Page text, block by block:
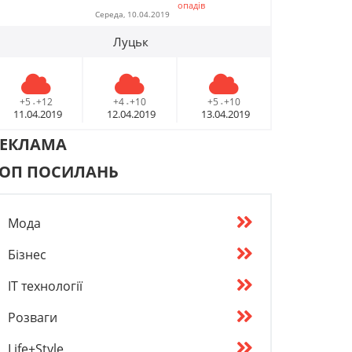
опадів
Середа, 10.04.2019
Луцьк
+5 - +12
11.04.2019
+4 - +10
12.04.2019
+5 - +10
13.04.2019
ПОСИЛАНЬ
Мода
Бізнес
IT технології
Розваги